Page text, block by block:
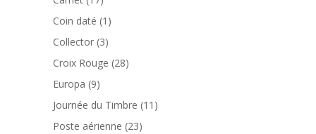
produits
Coin daté 1 1
produit
Collector 33
produits
Croix Rouge 2828
Europa 99
produits
Journée du Timbre 11 11
Poste aérienne 2323